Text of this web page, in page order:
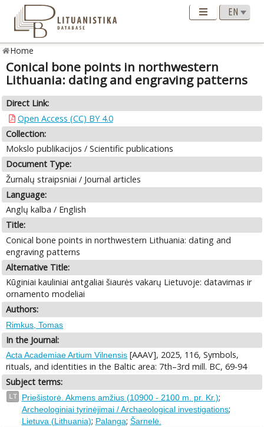
Home
Conical bone points in northwestern
Lithuania: dating and engraving patterns
Direct Link:
Open Access (CC) BY 4.0
Collection:
Mokslo publikacijos / Scientific publications
Document Type:
Žurnalų straipsniai / Journal articles
Language:
Anglų kalba / English
Title:
Conical bone points in northwestern Lithuania: dating and
engraving patterns
Alternative Title:
Kūginiai kauliniai antgaliai šiaurės vakarų Lietuvoje: datavimas ir
ornamento modeliai
Authors:
Rimkus, Tomas
In the Journal:
Acta Academiae Artium Vilnensis [AAAV], 2025, 116, Symbols,
rituals, and identities in the Baltic area: 7th–3rd mill. BC, 69-94
Subject terms:
LT Priešistorė. Akmens amžius (10900 - 2100 m. pr. Kr.);
Archeologiniai tyrinėjimai / Archaeological investigations;
Lietuva (Lithuania); Palanga; Šarnelė.